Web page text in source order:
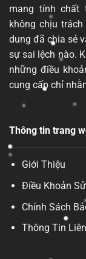
mang tính chất
không chịu
dung đã chia sẻ
sự sai lệch nào.
những điều
cung cấp chỉ
Thông tin trang
Giới Thiệu
Điều Khoản
Chính Sách
Thông Tin